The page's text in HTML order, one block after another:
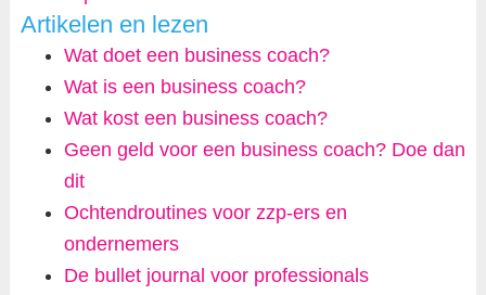
Artikelen en lezen
Wat doet een business coach?
Wat is een business coach?
Wat kost een business coach?
Geen geld voor een business coach? Doe dan
dit
Ochtendroutines voor zzp-ers en
ondernemers
De bullet journal voor professionals